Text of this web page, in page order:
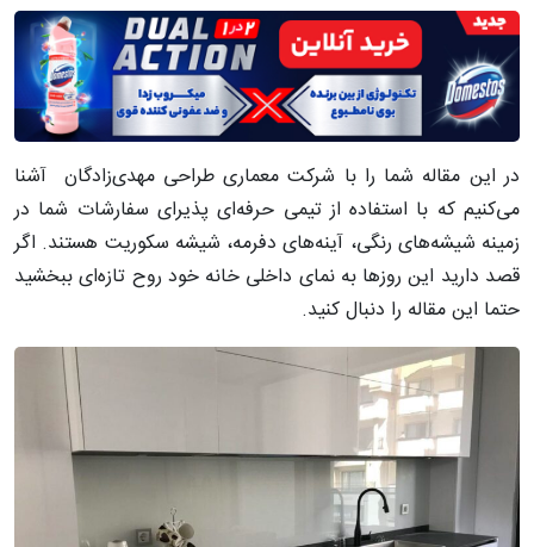
در این مقاله شما را با شرکت معماری طراحی مهدی‌زادگان آشنا
می‌کنیم که با استفاده از تیمی حرفه‌ای پذیرای سفارشات شما در
زمینه شیشه‌های رنگی، آینه‌های دفرمه، شیشه سکوریت هستند. اگر
قصد دارید این روزها به نمای داخلی خانه خود روح تازه‌ای ببخشید
حتما این مقاله را دنبال کنید.